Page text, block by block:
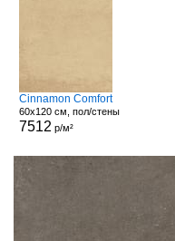
Cinnamon Comfort
60x120 см, пол/стены
7512 р/м²